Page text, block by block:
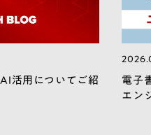
活用についてご紹
電子
エン